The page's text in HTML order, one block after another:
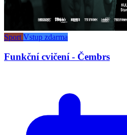
Sport Vstup zdarma
Funkční cvičení - Čembrs